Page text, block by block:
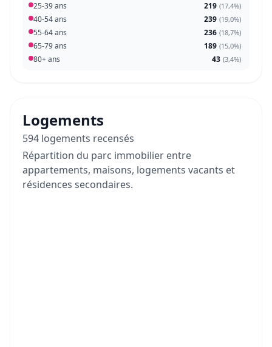
25-39 ans 219 (17,4%)
40-54 ans 239 (19,0%)
55-64 ans 236 (18,7%)
65-79 ans 189 (15,0%)
80+ ans 43 (3,4%)
Logements
594 logements recensés
Répartition du parc immobilier entre
appartements, maisons, logements vacants et
résidences secondaires.